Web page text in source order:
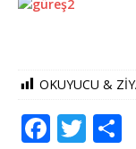
OKUYUCU &
F T